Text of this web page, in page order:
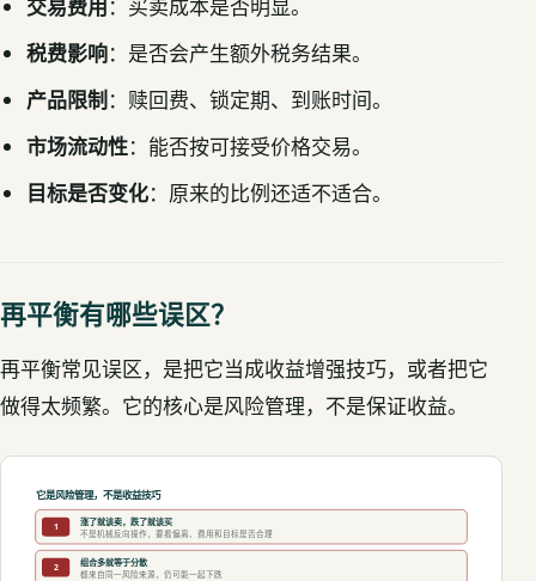
交易费用：买卖成本是否明显。
税费影响：是否会产生额外税务结果。
产品限制：赎回费、锁定期、到账时间。
市场流动性：能否按可接受价格交易。
目标是否变化：原来的比例还适不适合。
再平衡有哪些误区？
再平衡常见误区，是把它当成收益增强技巧，或者把它
做得太频繁。它的核心是风险管理，不是保证收益。
它是风险管理，不是收益技巧
1 涨了就该卖，跌了就该买
不是机械反向操作，要看偏离、费用和目标是否合理
2 组合多就等于分散
都来自同一风险来源，仍可能一起下跌